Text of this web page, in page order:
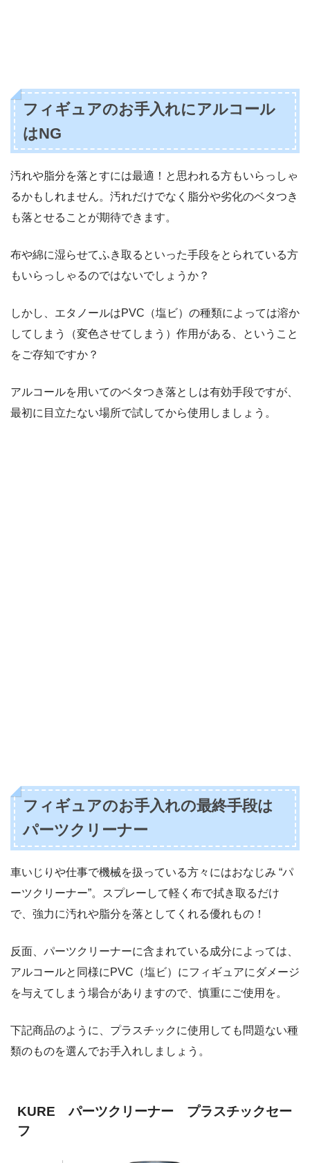
フィギュアのお手入れにアルコール
はNG
汚れや脂分を落とすには最適！と思われる方もいらっしゃ
るかもしれません。汚れだけでなく脂分や劣化のベタつき
も落とせることが期待できます。
布や綿に湿らせてふき取るといった手段をとられている方
もいらっしゃるのではないでしょうか？
しかし、エタノールはPVC（塩ビ）の種類によっては溶か
してしまう（変色させてしまう）作用がある、ということ
をご存知ですか？
アルコールを用いてのベタつき落としは有効手段ですが、
最初に目立たない場所で試してから使用しましょう。
フィギュアのお手入れの最終手段は
パーツクリーナー
車いじりや仕事で機械を扱っている方々にはおなじみ “パ
ーツクリーナー”。スプレーして軽く布で拭き取るだけ
で、強力に汚れや脂分を落としてくれる優れもの！
反面、パーツクリーナーに含まれている成分によっては、
アルコールと同様にPVC（塩ビ）にフィギュアにダメージ
を与えてしまう場合がありますので、慎重にご使用を。
下記商品のように、プラスチックに使用しても問題ない種
類のものを選んでお手入れしましょう。
KURE パーツクリーナー プラスチックセー
フ